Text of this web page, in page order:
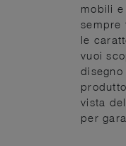
mobili
sempre
le
vuoi
vista
per